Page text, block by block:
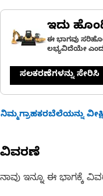
ಇದು
ಈ ಭಾಗವು
ಲಭ್ಯವಿದೆಯೇ
ಸಲಕರಣೆಗಳನ್ನು ಸೇರಿಸಿ
ನಿಮ್ಮಗ್ರಾಹಕರಬೆಲೆಯನ್ನು
ವಿವರಣೆ
ನಾವು ಇನ್ನೂ ಈ ಭಾಗಕ್ಕೆ